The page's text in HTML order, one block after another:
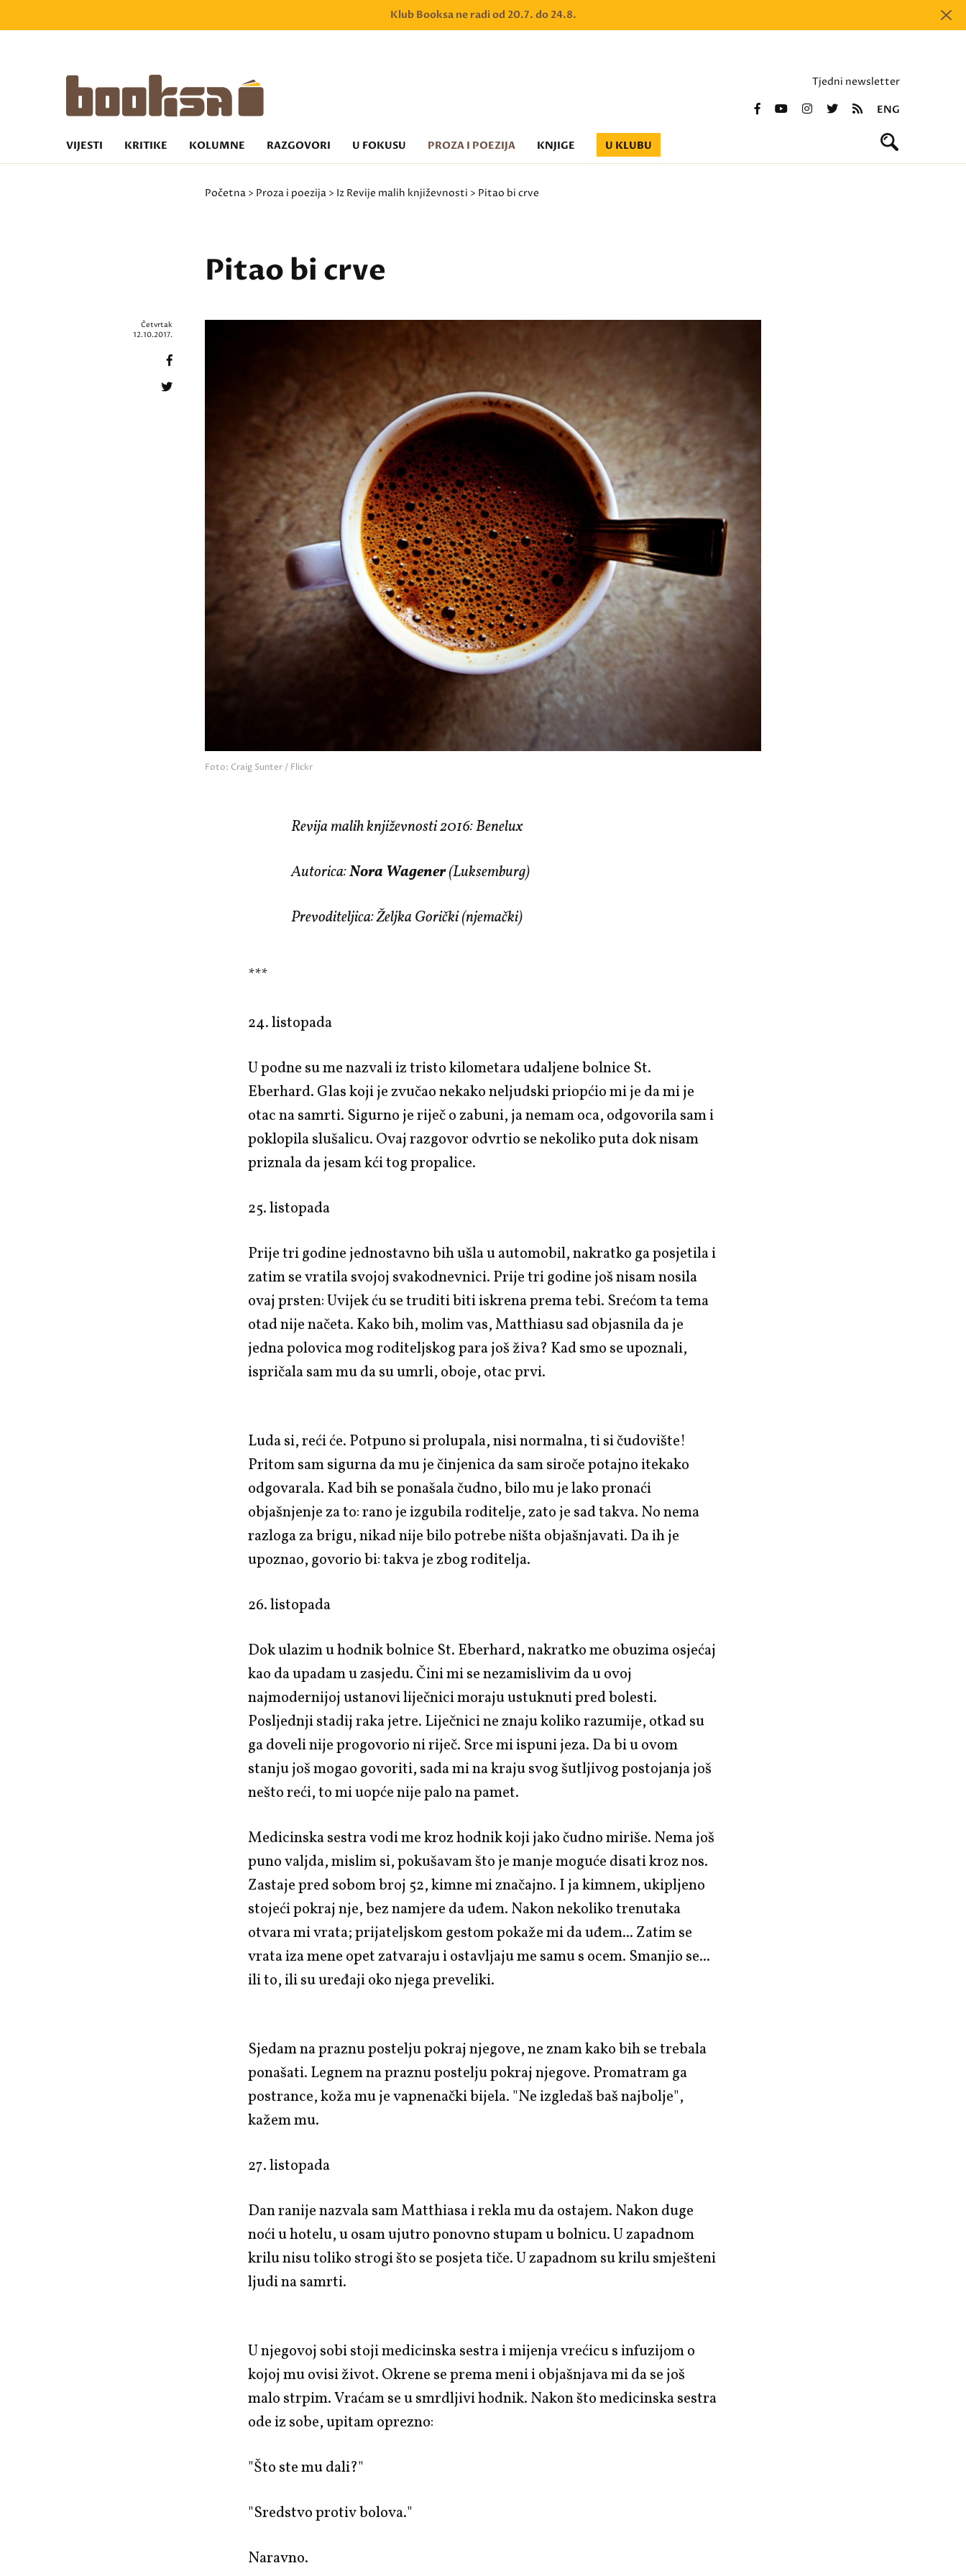
Klub Booksa ne radi od 20.7. do 24.8.
Tjedni newsletter
ENG
VIJESTI KRITIKE KOLUMNE RAZGOVORI U FOKUSU PROZA I POEZIJA KNJIGE U KLUBU
Početna > Proza i poezija > Iz Revije malih književnosti > Pitao bi crve
Pitao bi crve
Foto: Craig Sunter / Flickr
Četvrtak
12.10.2017.
Revija malih književnosti 2016: Benelux
Autorica:Nora Wagener(Luksemburg)
Prevoditeljica:Željka Gorički(njemački)
***
24. listopada
U podne su me nazvali iz tristo kilometara udaljene bolnice St.
Eberhard. Glas koji je zvučao nekako neljudski priopćio mi je da mi je
otac na samrti. Sigurno je riječ o zabuni, ja nemam oca, odgovorila sam i
poklopila slušalicu. Ovaj razgovor odvrtio se nekoliko puta dok nisam
priznala da jesam kći tog propalice.
25. listopada
Prije tri godine jednostavno bih ušla u automobil, nakratko ga posjetila i
zatim se vratila svojoj svakodnevnici. Prije tri godine još nisam nosila
ovaj prsten: Uvijek ću se truditi biti iskrena prema tebi. Srećom ta tema
otad nije načeta. Kako bih, molim vas, Matthiasu sad objasnila da je
jedna polovica mog roditeljskog para još živa? Kad smo se upoznali,
ispričala sam mu da su umrli, oboje, otac prvi.
Luda si, reći će. Potpuno si prolupala, nisi normalna, ti si čudovište!
Pritom sam sigurna da mu je činjenica da sam siroče potajno itekako
odgovarala. Kad bih se ponašala čudno, bilo mu je lako pronaći
objašnjenje za to: rano je izgubila roditelje, zato je sad takva. No nema
razloga za brigu, nikad nije bilo potrebe ništa objašnjavati. Da ih je
upoznao, govorio bi: takva je zbog roditelja.
26. listopada
Dok ulazim u hodnik bolnice St. Eberhard, nakratko me obuzima osjećaj
kao da upadam u zasjedu. Čini mi se nezamislivim da u ovoj
najmodernijoj ustanovi liječnici moraju ustuknuti pred bolesti.
Posljednji stadij raka jetre. Liječnici ne znaju koliko razumije, otkad su
ga doveli nije progovorio ni riječ. Srce mi ispuni jeza. Da bi u ovom
stanju još mogao govoriti, sada mi na kraju svog šutljivog postojanja još
nešto reći, to mi uopće nije palo na pamet.
Medicinska sestra vodi me kroz hodnik koji jako čudno miriše. Nema još
puno valjda, mislim si, pokušavam što je manje moguće disati kroz nos.
Zastaje pred sobom broj 52, kimne mi značajno. I ja kimnem, ukipljeno
stojeći pokraj nje, bez namjere da uđem. Nakon nekoliko trenutaka
otvara mi vrata; prijateljskom gestom pokaže mi da uđem... Zatim se
vrata iza mene opet zatvaraju i ostavljaju me samu s ocem. Smanjio se...
ili to, ili su uređaji oko njega preveliki.
Sjedam na praznu postelju pokraj njegove, ne znam kako bih se trebala
ponašati. Legnem na praznu postelju pokraj njegove. Promatram ga
postrance, koža mu je vapnenački bijela. "Ne izgledaš baš najbolje",
kažem mu.
27. listopada
Dan ranije nazvala sam Matthiasa i rekla mu da ostajem. Nakon duge
noći u hotelu, u osam ujutro ponovno stupam u bolnicu. U zapadnom
krilu nisu toliko strogi što se posjeta tiče. U zapadnom su krilu smješteni
ljudi na samrti.
U njegovoj sobi stoji medicinska sestra i mijenja vrećicu s infuzijom o
kojoj mu ovisi život. Okrene se prema meni i objašnjava mi da se još
malo strpim. Vraćam se u smrdljivi hodnik. Nakon što medicinska sestra
ode iz sobe, upitam oprezno:
"Što ste mu dali?"
"Sredstvo protiv bolova."
Naravno.